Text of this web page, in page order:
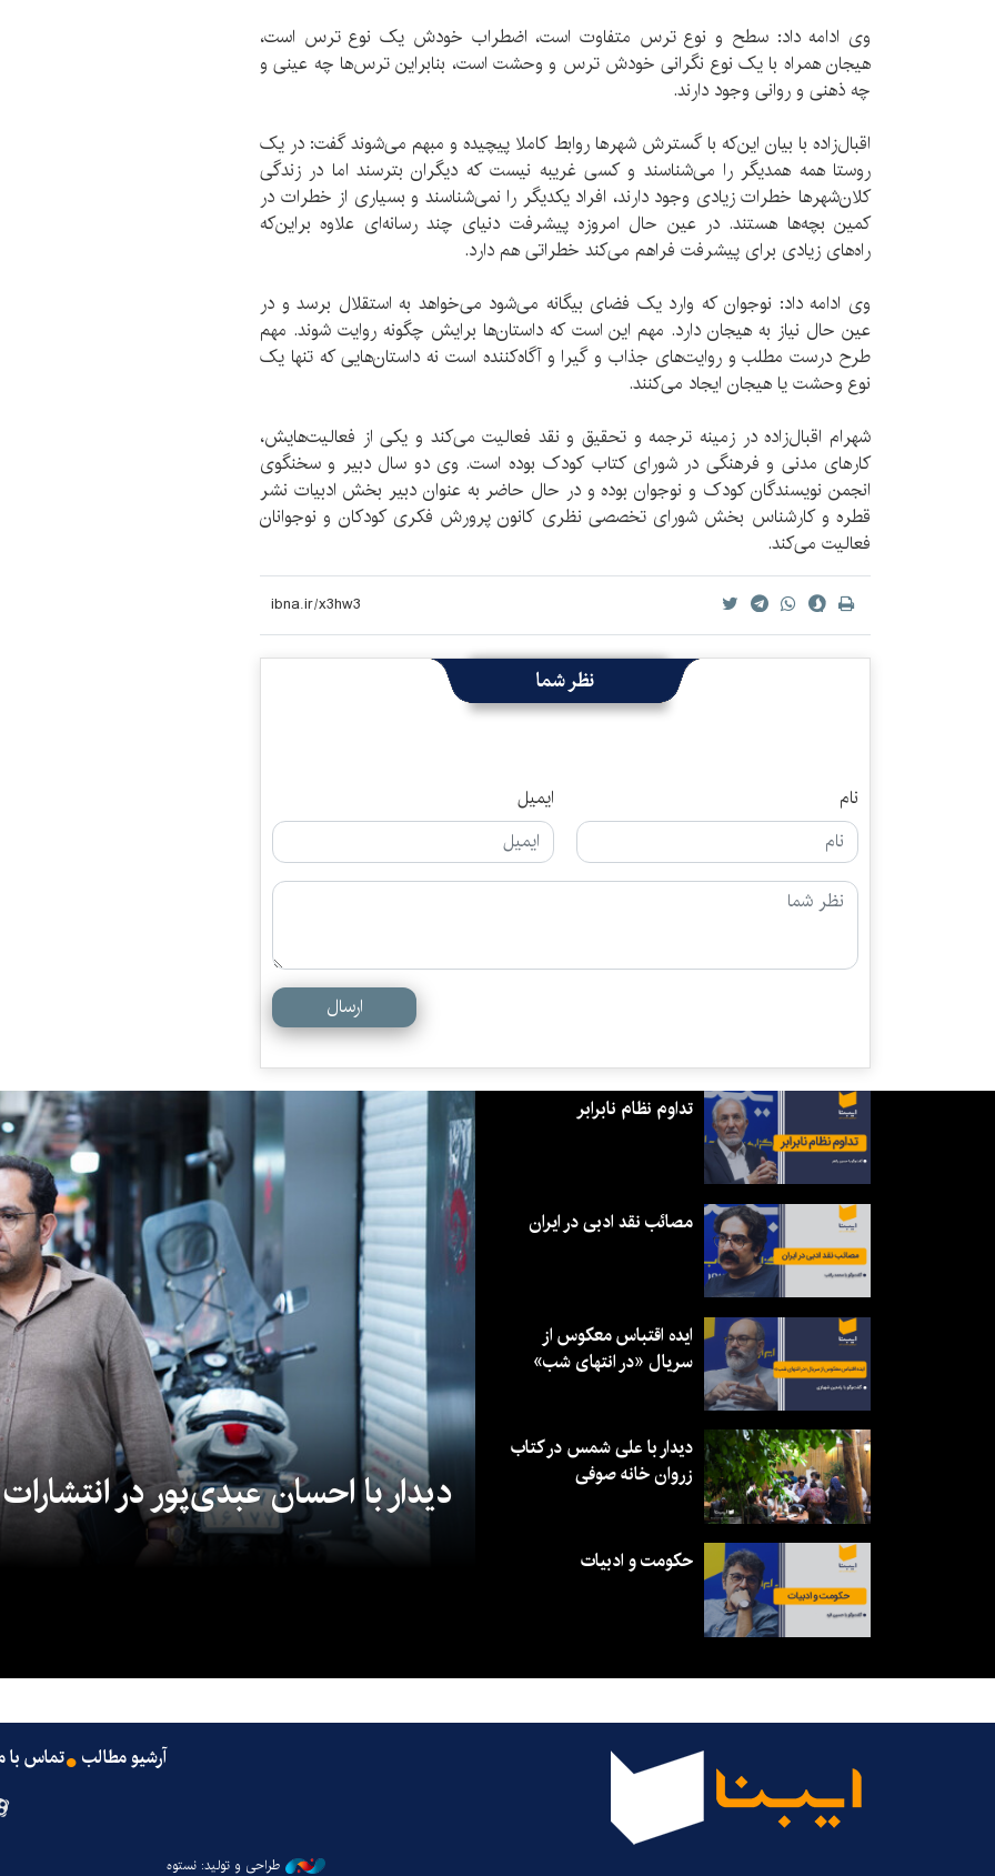
وی ادامه داد: سطح و نوع ترس متفاوت است، اضطراب خودش یک نوع ترس است،
هیجان همراه با یک نوع نگرانی خودش ترس و وحشت است، بنابراین ترس‌ها چه عینی و
چه ذهنی و روانی وجود دارند.
اقبال‌زاده با بیان این‌که با گسترش شهرها روابط کاملا پیچیده و مبهم می‌شوند گفت: در یک
روستا همه همدیگر را می‌شناسند و کسی غریبه نیست که دیگران بترسند اما در زندگی
کلان‌شهرها خطرات زیادی وجود دارند، افراد یکدیگر را نمی‌شناسند و بسیاری از خطرات در
کمین بچه‌ها هستند. در عین حال امروزه پیشرفت دنیای چند رسانه‌ای علاوه براین‌که
راه‌های زیادی برای پیشرفت فراهم می‌کند خطراتی هم دارد.
وی ادامه داد: نوجوان که وارد یک فضای بیگانه می‌شود می‌خواهد به استقلال برسد و در
عین حال نیاز به هیجان دارد. مهم این است که داستان‌ها برایش چگونه روایت شوند. مهم
طرح درست مطلب و روایت‌های جذاب و گیرا و آگاه‌کننده است نه داستان‌هایی که تنها یک
نوع وحشت یا هیجان ایجاد می‌کنند.
شهرام اقبال‌زاده در زمینه‌ ترجمه و تحقیق و نقد فعالیت می‌کند و یکی از فعالیت‌هایش،
کارهای مدنی و فرهنگی در شورای کتاب کودک بوده است. وی دو سال دبیر و سخنگوی
انجمن نویسندگان کودک و نوجوان بوده و در حال حاضر به عنوان دبیر بخش ادبیات نشر
قطره و کارشناس بخش شورای تخصصی نظری کانون پرورش فکری کودکان و نوجوانان
فعالیت می‌کند.
نظر شما
نام ایمیل
ارسال
دیدار با احسان عبدی‌پور در
تداوم نظام نابرابر
مصائب نقد ادبی در ایران
ایده اقتباس معکوس از
سریال «در انتهای شب»
دیدار با علی شمس در کتاب
زروان خانه صوفی
حکومت و ادبیات
آرشیو مطالب تماس با
طراحی و تولید: نستوه